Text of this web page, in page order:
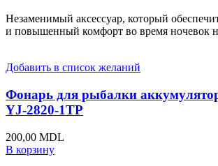
Незаменимый аксессуар, который
и повышенный комфорт во время ночевок
Добавить в список желаний
Фонарь для рыбалки
YJ-2820-1TP
200,00 MDL
В корзину